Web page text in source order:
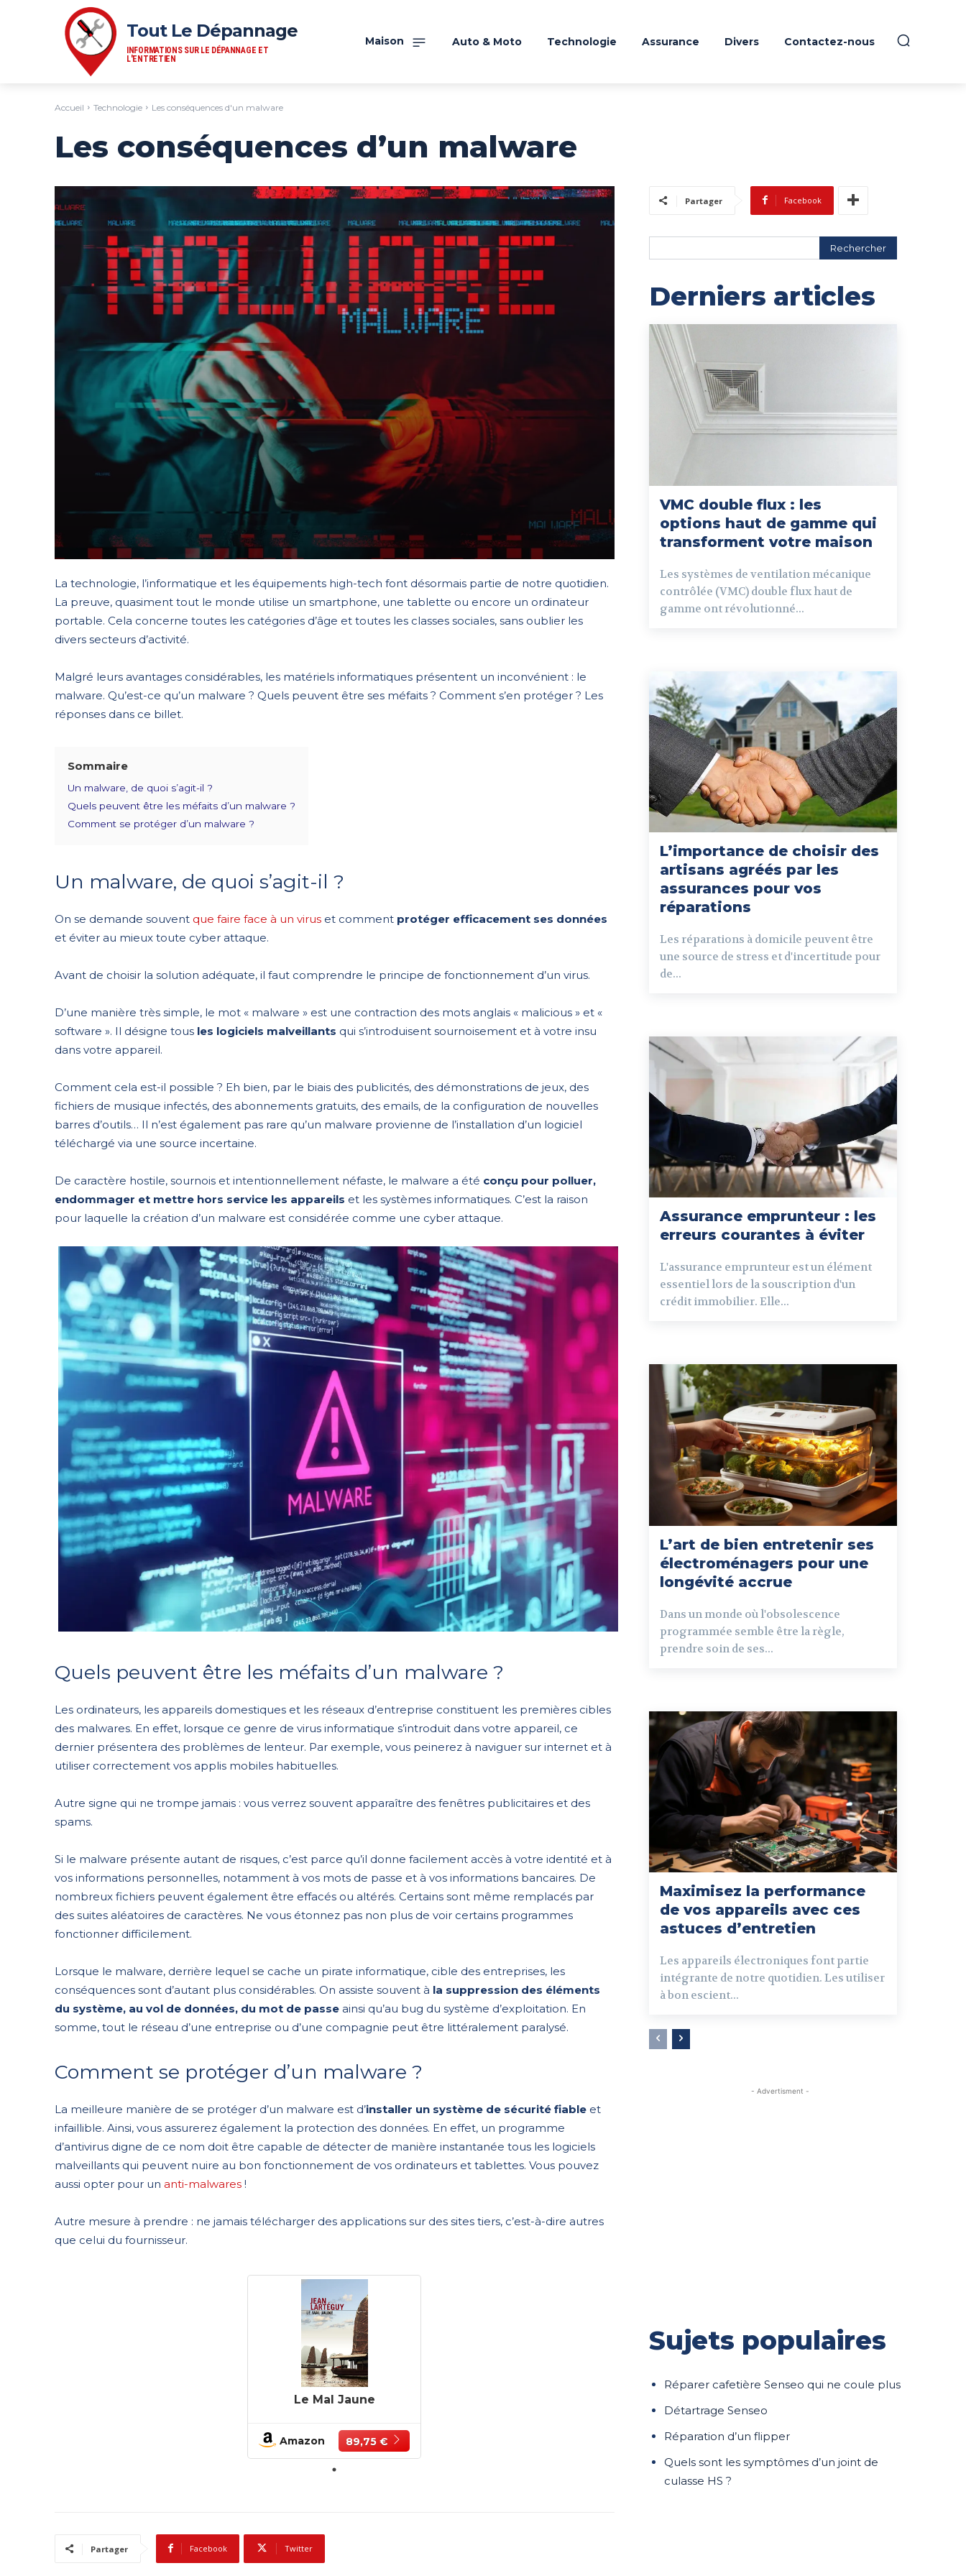
Tout Le Dépannage
INFORMATIONS SUR LE DÉPANNAGE ET
L'ENTRETIEN
Maison Auto & Moto Technologie Assurance Divers Contactez-nous
Accueil Technologie Les conséquences d'un malware
Les conséquences d’un malware
La technologie, l’informatique et les équipements high-tech font désormais partie de notre quotidien.
La preuve, quasiment tout le monde utilise un smartphone, une tablette ou encore un ordinateur
portable. Cela concerne toutes les catégories d’âge et toutes les classes sociales, sans oublier les
divers secteurs d’activité.
Malgré leurs avantages considérables, les matériels informatiques présentent un inconvénient : le
malware. Qu’est-ce qu’un malware ? Quels peuvent être ses méfaits ? Comment s’en protéger ? Les
réponses dans ce billet.
Sommaire
Un malware, de quoi s’agit-il ?
Quels peuvent être les méfaits d’un malware ?
Comment se protéger d’un malware ?
Un malware, de quoi s’agit-il ?
On se demande souvent que faire face à un virus et comment protéger efficacement ses données
et éviter au mieux toute cyber attaque.
Avant de choisir la solution adéquate, il faut comprendre le principe de fonctionnement d’un virus.
D’une manière très simple, le mot « malware » est une contraction des mots anglais « malicious » et «
software ». Il désigne tous les logiciels malveillants qui s’introduisent sournoisement et à votre insu
dans votre appareil.
Comment cela est-il possible ? Eh bien, par le biais des publicités, des démonstrations de jeux, des
fichiers de musique infectés, des abonnements gratuits, des emails, de la configuration de nouvelles
barres d’outils… Il n’est également pas rare qu’un malware provienne de l’installation d’un logiciel
téléchargé via une source incertaine.
De caractère hostile, sournois et intentionnellement néfaste, le malware a été conçu pour polluer,
endommager et mettre hors service les appareils et les systèmes informatiques. C’est la raison
pour laquelle la création d’un malware est considérée comme une cyber attaque.
Quels peuvent être les méfaits d’un malware ?
Les ordinateurs, les appareils domestiques et les réseaux d’entreprise constituent les premières cibles
des malwares. En effet, lorsque ce genre de virus informatique s’introduit dans votre appareil, ce
dernier présentera des problèmes de lenteur. Par exemple, vous peinerez à naviguer sur internet et à
utiliser correctement vos applis mobiles habituelles.
Autre signe qui ne trompe jamais : vous verrez souvent apparaître des fenêtres publicitaires et des
spams.
Si le malware présente autant de risques, c’est parce qu’il donne facilement accès à votre identité et à
vos informations personnelles, notamment à vos mots de passe et à vos informations bancaires. De
nombreux fichiers peuvent également être effacés ou altérés. Certains sont même remplacés par
des suites aléatoires de caractères. Ne vous étonnez pas non plus de voir certains programmes
fonctionner difficilement.
Lorsque le malware, derrière lequel se cache un pirate informatique, cible des entreprises, les
conséquences sont d’autant plus considérables. On assiste souvent à la suppression des éléments
du système, au vol de données, du mot de passe ainsi qu’au bug du système d’exploitation. En
somme, tout le réseau d’une entreprise ou d’une compagnie peut être littéralement paralysé.
Comment se protéger d’un malware ?
La meilleure manière de se protéger d’un malware est d’installer un système de sécurité fiable et
infaillible. Ainsi, vous assurerez également la protection des données. En effet, un programme
d’antivirus digne de ce nom doit être capable de détecter de manière instantanée tous les logiciels
malveillants qui peuvent nuire au bon fonctionnement de vos ordinateurs et tablettes. Vous pouvez
aussi opter pour un anti-malwares !
Autre mesure à prendre : ne jamais télécharger des applications sur des sites tiers, c’est-à-dire autres
que celui du fournisseur.
Le Mal Jaune
Amazon 89,75 €
Partager Facebook Twitter
Partager Facebook
Rechercher
Derniers articles
VMC double flux : les
options haut de gamme qui
transforment votre maison
Les systèmes de ventilation mécanique
contrôlée (VMC) double flux haut de
gamme ont révolutionné...
L’importance de choisir des
artisans agréés par les
assurances pour vos
réparations
Les réparations à domicile peuvent être
une source de stress et d'incertitude pour
de...
Assurance emprunteur : les
erreurs courantes à éviter
L'assurance emprunteur est un élément
essentiel lors de la souscription d'un
crédit immobilier. Elle...
L’art de bien entretenir ses
électroménagers pour une
longévité accrue
Dans un monde où l'obsolescence
programmée semble être la règle,
prendre soin de ses...
Maximisez la performance
de vos appareils avec ces
astuces d’entretien
Les appareils électroniques font partie
intégrante de notre quotidien. Les utiliser
à bon escient...
- Advertisment -
Sujets populaires
Réparer cafetière Senseo qui ne coule plus
Détartrage Senseo
Réparation d’un flipper
Quels sont les symptômes d’un joint de
culasse HS ?